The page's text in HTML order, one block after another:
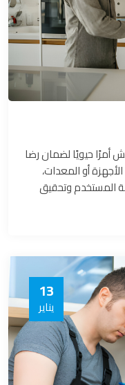
أمرًا حيويًا لضمان رضا
أو المعدات،
المستخدم وتحقيق
في هذا السياق،
وكيف يمكن لها أن
13
يناير